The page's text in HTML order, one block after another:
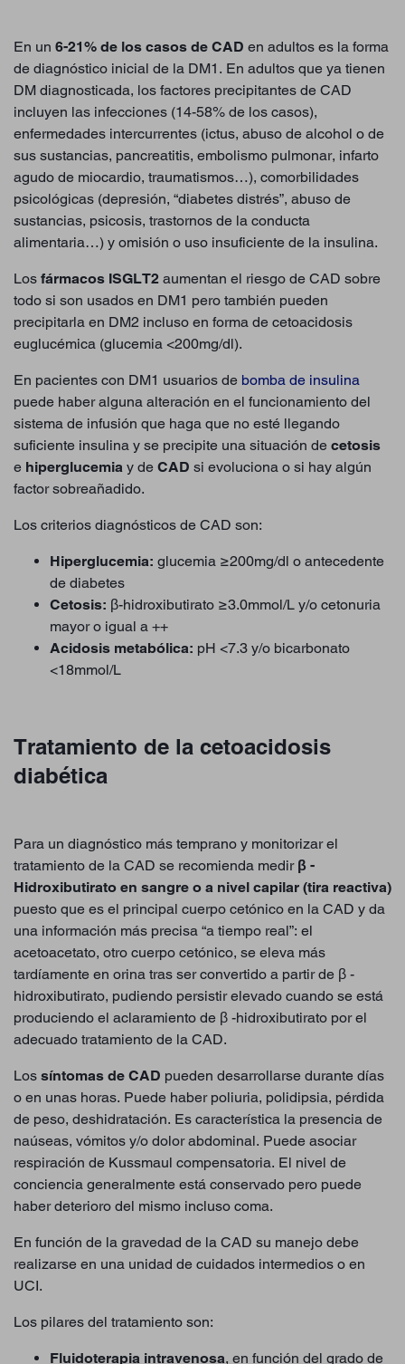
En un 6-21% de los casos de CAD en adultos es la forma
de diagnóstico inicial de la DM1. En adultos que ya tienen
DM diagnosticada, los factores precipitantes de CAD
incluyen las infecciones (14-58% de los casos),
enfermedades intercurrentes (ictus, abuso de alcohol o de
sus sustancias, pancreatitis, embolismo pulmonar, infarto
agudo de miocardio, traumatismos…), comorbilidades
psicológicas (depresión, “diabetes distrés”, abuso de
sustancias, psicosis, trastornos de la conducta
alimentaria…) y omisión o uso insuficiente de la insulina.
Los fármacos ISGLT2 aumentan el riesgo de CAD sobre
todo si son usados en DM1 pero también pueden
precipitarla en DM2 incluso en forma de cetoacidosis
euglucémica (glucemia <200mg/dl).
En pacientes con DM1 usuarios de bomba de insulina
puede haber alguna alteración en el funcionamiento del
sistema de infusión que haga que no esté llegando
suficiente insulina y se precipite una situación de cetosis
e hiperglucemia y de CAD si evoluciona o si hay algún
factor sobreañadido.
Los criterios diagnósticos de CAD son:
Hiperglucemia: glucemia ≥200mg/dl o antecedente
de diabetes
Cetosis: β-hidroxibutirato ≥3.0mmol/L y/o cetonuria
mayor o igual a ++
Acidosis metabólica: pH <7.3 y/o bicarbonato
<18mmol/L
Tratamiento de la cetoacidosis
diabética
Para un diagnóstico más temprano y monitorizar el
tratamiento de la CAD se recomienda medirβ -
Hidroxibutirato en sangre o a nivel capilar (tira reactiva)
puesto que es el principal cuerpo cetónico en la CAD y da
una información más precisa “a tiempo real”: el
acetoacetato, otro cuerpo cetónico, se eleva más
tardíamente en orina tras ser convertido a partir de β -
hidroxibutirato, pudiendo persistir elevado cuando se está
produciendo el aclaramiento de β -hidroxibutirato por el
adecuado tratamiento de la CAD.
Los síntomas de CAD pueden desarrollarse durante días
o en unas horas. Puede haber poliuria, polidipsia, pérdida
de peso, deshidratación. Es característica la presencia de
naúseas, vómitos y/o dolor abdominal. Puede asociar
respiración de Kussmaul compensatoria. El nivel de
conciencia generalmente está conservado pero puede
haber deterioro del mismo incluso coma.
En función de la gravedad de la CAD su manejo debe
realizarse en una unidad de cuidados intermedios o en
UCI.
Los pilares del tratamiento son:
Fluidoterapia intravenosa, en función del grado de